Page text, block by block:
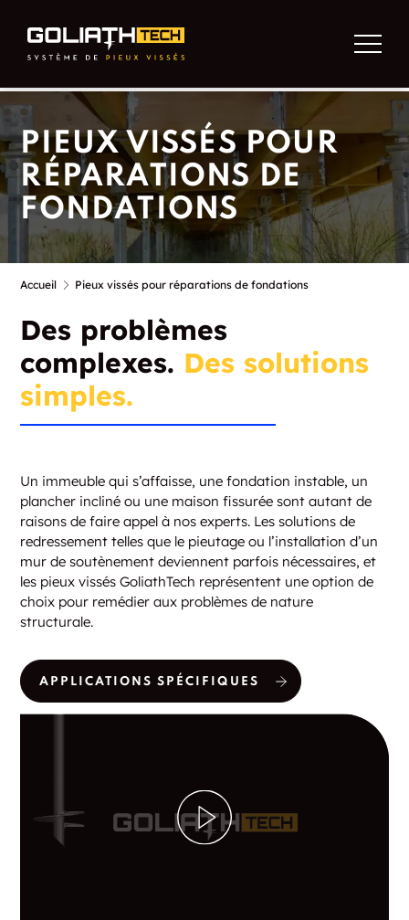
PIEUX VISSÉS POUR
RÉPARATIONS DE
FONDATIONS
Accueil Pieux vissés pour réparations de fondations
Des problèmes
complexes. Des solutions
simples.
Un immeuble qui s’affaisse, une fondation instable, un
plancher incliné ou une maison fissurée sont autant de
raisons de faire appel à nos experts. Les solutions de
redressement telles que le pieutage ou l’installation d’un
mur de soutènement deviennent parfois nécessaires, et
les pieux vissés GoliathTech représentent une option de
choix pour remédier aux problèmes de nature
structurale.
APPLICATIONS SPÉCIFIQUES